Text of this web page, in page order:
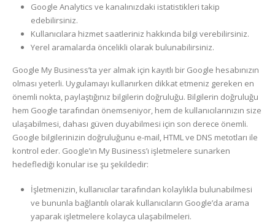
Google Analytics ve kanalınızdaki istatistikleri takip
edebilirsiniz.
Kullanıcılara hizmet saatleriniz hakkında bilgi verebilirsiniz.
Yerel aramalarda öncelikli olarak bulunabilirsiniz.
Google My Business’ta yer almak için kayıtlı bir Google hesabınızın
olması yeterli. Uygulamayı kullanırken dikkat etmeniz gereken en
önemli nokta, paylaştığınız bilgilerin doğruluğu. Bilgilerin doğruluğu
hem Google tarafından önemseniyor, hem de kullanıcılarınızın size
ulaşabilmesi, dahası güven duyabilmesi için son derece önemli.
Google bilgilerinizin doğruluğunu e-mail, HTML ve DNS metotları ile
kontrol eder. Google’ın My Business’ı işletmelere sunarken
hedeflediği konular ise şu şekildedir:
İşletmenizin, kullanıcılar tarafından kolaylıkla bulunabilmesi
ve bununla bağlantılı olarak kullanıcıların Google’da arama
yaparak işletmelere kolayca ulaşabilmeleri.